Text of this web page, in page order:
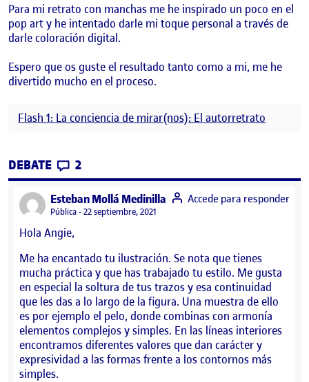
Para mi retrato con manchas me he inspirado un poco en el
pop art y he intentado darle mi toque personal a través de
darle coloración digital.
Espero que os guste el resultado tanto como a mi, me he
divertido mucho en el proceso.
Flash 1: La conciencia de mirar(nos): El autorretrato
DEBATE CONTRIBUTIONS
2EN FLASH 1: LA CONCIENCIA DE
Esteban Mollá Medinilla says:
Visibilidad:
Pública 22 septiembre, 2021
Hola Angie,
Me ha encantado tu ilustración. Se nota que tienes
mucha práctica y que has trabajado tu estilo. Me gusta
en especial la soltura de tus trazos y esa continuidad
que les das a lo largo de la figura. Una muestra de ello
es por ejemplo el pelo, donde combinas con armonía
elementos complejos y simples. En las líneas interiores
encontramos diferentes valores que dan carácter y
expresividad a las formas frente a los contornos más
simples.
Accede para responder